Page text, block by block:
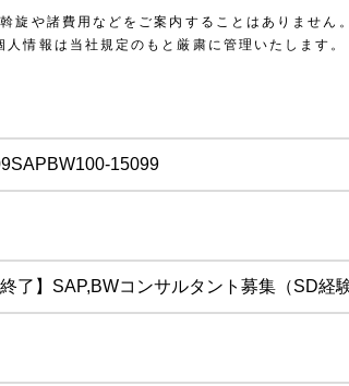
旋や諸費用などをご案内することはありません。
情報は当社規定のもと厳粛に管理いたします。